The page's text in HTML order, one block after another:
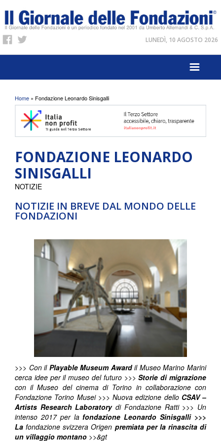
LUNEDÌ, 10 AGOSTO 2026
Tu sei qui
Home » Fondazione Leonardo Sinisgalli
FONDAZIONE LEONARDO
SINISGALLI
NOTIZIE IN BREVE DAL MONDO DELLE
FONDAZIONI
NOTIZIE
>>> Con ilPlayable Museum Awardil Museo Marino Marini
cerca idee per il museo del futuro >>>Storie di migrazione
con il Museo del cinema di Torino in collaborazione con
Fondazione Torino Musei >>> Nuova edizione dello CSAV –
Artists Research Laboratorydi Fondazione Ratti >>> Un
intenso 2017 per lafondazione Leonardo Sinisgalli >>>
Lafondazione svizzera Origen premiata per la rinascita di
un villaggio montano >>&gt